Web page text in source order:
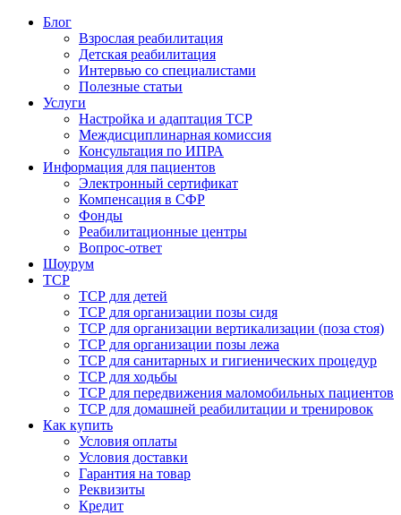
Блог
Взрослая реабилитация
Детская реабилитация
Интервью со специалистами
Полезные статьи
Услуги
Настройка и адаптация ТСР
Междисциплинарная комиссия
Консультация по ИПРА
Информация для пациентов
Электронный сертификат
Компенсация в СФР
Фонды
Реабилитационные центры
Вопрос-ответ
Шоурум
ТСР
ТСР для детей
ТСР для организации позы сидя
ТСР для организации вертикализации (поза стоя)
ТСР для организации позы лежа
ТСР для санитарных и гигиенических процедур
ТСР для ходьбы
ТСР для передвижения маломобильных пациентов
ТСР для домашней реабилитации и тренировок
Как купить
Условия оплаты
Условия доставки
Гарантия на товар
Реквизиты
Кредит